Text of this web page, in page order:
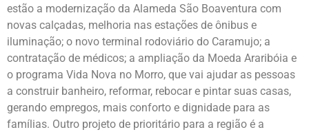
estão a modernização da Alameda São Boaventura com
novas calçadas, melhoria nas estações de ônibus e
iluminação; o novo terminal rodoviário do Caramujo; a
contratação de médicos; a ampliação da Moeda Araribóia e
o programa Vida Nova no Morro, que vai ajudar as pessoas
a construir banheiro, reformar, rebocar e pintar suas casas,
gerando empregos, mais conforto e dignidade para as
famílias. Outro projeto de prioritário para a região é a